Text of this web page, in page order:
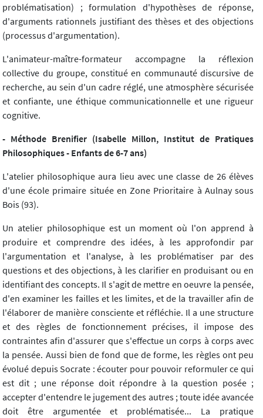
problématisation) ; formulation d'hypothèses de réponse,
d'arguments rationnels justifiant des thèses et des objections
(processus d'argumentation).
L'animateur-maître-formateur accompagne la réflexion
collective du groupe, constitué en communauté discursive de
recherche, au sein d'un cadre réglé, une atmosphère sécurisée
et confiante, une éthique communicationnelle et une rigueur
cognitive.
- Méthode Brenifier (Isabelle Millon, Institut de Pratiques
Philosophiques - Enfants de 6-7 ans)
L'atelier philosophique aura lieu avec une classe de 26 élèves
d'une école primaire située en Zone Prioritaire à Aulnay sous
Bois (93).
Un atelier philosophique est un moment où l'on apprend à
produire et comprendre des idées, à les approfondir par
l'argumentation et l'analyse, à les problématiser par des
questions et des objections, à les clarifier en produisant ou en
identifiant des concepts. Il s'agit de mettre en oeuvre la pensée,
d'en examiner les failles et les limites, et de la travailler afin de
l'élaborer de manière consciente et réfléchie. Il a une structure
et des règles de fonctionnement précises, il impose des
contraintes afin d'assurer que s'effectue un corps à corps avec
la pensée. Aussi bien de fond que de forme, les règles ont peu
évolué depuis Socrate : écouter pour pouvoir reformuler ce qui
est dit ; une réponse doit répondre à la question posée ;
accepter d'entendre le jugement des autres ; toute idée avancée
doit être argumentée et problématisée... La pratique